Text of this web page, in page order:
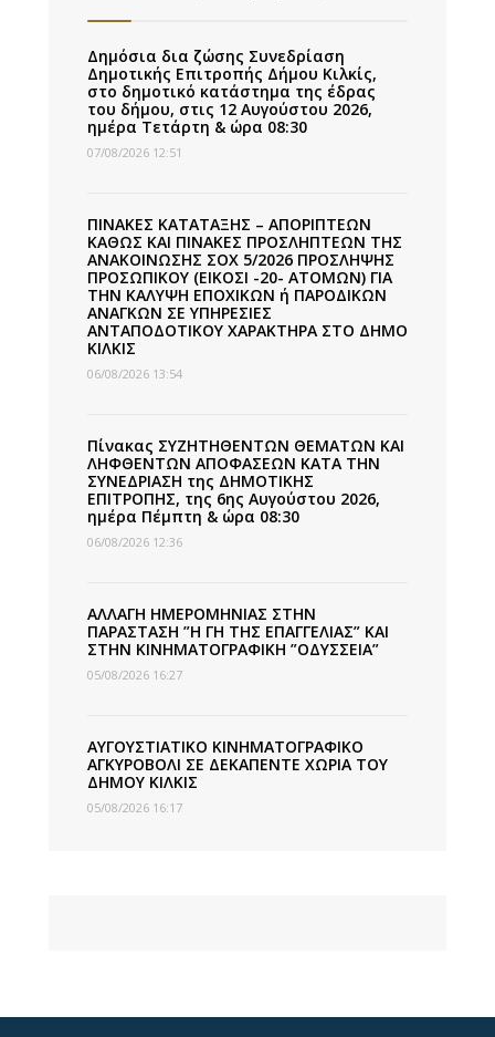
Δημόσια δια ζώσης Συνεδρίαση
Δημοτικής Επιτροπής Δήμου Κιλκίς,
στο δημοτικό κατάστημα της έδρας
του δήμου, στις 12 Αυγούστου 2026,
ημέρα Τετάρτη & ώρα 08:30
07/08/2026 12:51
ΠΙΝΑΚΕΣ ΚΑΤΑΤΑΞΗΣ – ΑΠΟΡΙΠΤΕΩΝ
ΚΑΘΩΣ ΚΑΙ ΠΙΝΑΚΕΣ ΠΡΟΣΛΗΠΤΕΩΝ ΤΗΣ
ΑΝΑΚΟΙΝΩΣΗΣ ΣΟΧ 5/2026 ΠΡΟΣΛΗΨΗΣ
ΠΡΟΣΩΠΙΚΟΥ (ΕΙΚΟΣΙ -20- ΑΤΟΜΩΝ) ΓΙΑ
ΤΗΝ ΚΑΛΥΨΗ ΕΠΟΧΙΚΩΝ ή ΠΑΡΟΔΙΚΩΝ
ΑΝΑΓΚΩΝ ΣΕ ΥΠΗΡΕΣΙΕΣ
ΑΝΤΑΠΟΔΟΤΙΚΟΥ ΧΑΡΑΚΤΗΡΑ ΣΤΟ ΔΗΜΟ
ΚΙΛΚΙΣ
06/08/2026 13:54
Πίνακας ΣΥΖΗΤΗΘΕΝΤΩΝ ΘΕΜΑΤΩΝ ΚΑΙ
ΛΗΦΘΕΝΤΩΝ ΑΠΟΦΑΣΕΩΝ ΚΑΤΑ ΤΗΝ
ΣΥΝΕΔΡΙΑΣΗ της ΔΗΜΟΤΙΚΗΣ
ΕΠΙΤΡΟΠΗΣ, της 6ης Αυγούστου 2026,
ημέρα Πέμπτη & ώρα 08:30
06/08/2026 12:36
ΑΛΛΑΓΗ ΗΜΕΡΟΜΗΝΙΑΣ ΣΤΗΝ
ΠΑΡΑΣΤΑΣΗ ”Η ΓΗ ΤΗΣ ΕΠΑΓΓΕΛΙΑΣ” ΚΑΙ
ΣΤΗΝ ΚΙΝΗΜΑΤΟΓΡΑΦΙΚΗ ”ΟΔΥΣΣΕΙΑ”
05/08/2026 16:27
ΑΥΓΟΥΣΤΙΑΤΙΚΟ ΚΙΝΗΜΑΤΟΓΡΑΦΙΚΟ
ΑΓΚΥΡΟΒΟΛΙ ΣΕ ΔΕΚΑΠΕΝΤΕ ΧΩΡΙΑ ΤΟΥ
ΔΗΜΟΥ ΚΙΛΚΙΣ
05/08/2026 16:17